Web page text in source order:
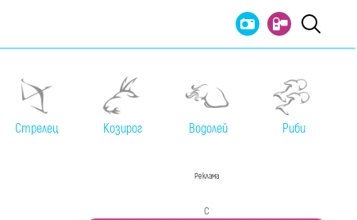
Стрелец Козирог Водолей Риби
Реклама
с